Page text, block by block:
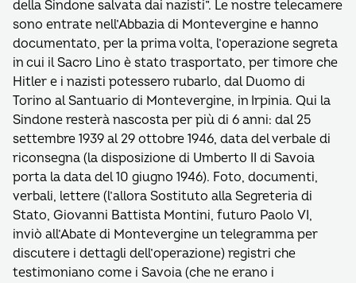
della Sindone salvata dai nazisti”. Le nostre telecamere
sono entrate nell’Abbazia di Montevergine e hanno
documentato, per la prima volta, l’operazione segreta
in cui il Sacro Lino è stato trasportato, per timore che
Hitler e i nazisti potessero rubarlo, dal Duomo di
Torino al Santuario di Montevergine, in Irpinia. Qui la
Sindone resterà nascosta per più di 6 anni: dal 25
settembre 1939 al 29 ottobre 1946, data del verbale di
riconsegna (la disposizione di Umberto II di Savoia
porta la data del 10 giugno 1946). Foto, documenti,
verbali, lettere (l’allora Sostituto alla Segreteria di
Stato, Giovanni Battista Montini, futuro Paolo VI,
inviò all’Abate di Montevergine un telegramma per
discutere i dettagli dell’operazione) registri che
testimoniano come i Savoia (che ne erano i